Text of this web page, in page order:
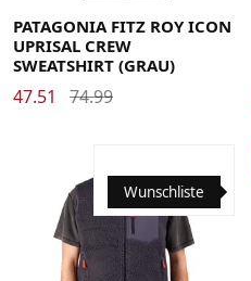
PATAGONIA FITZ ROY ICON
UPRISAL CREW
SWEATSHIRT (GRAU)
47.51 74.99
Wunschliste